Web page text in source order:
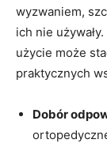
wyzwaniem,
ich nie
użycie może
praktycznych
Dobór